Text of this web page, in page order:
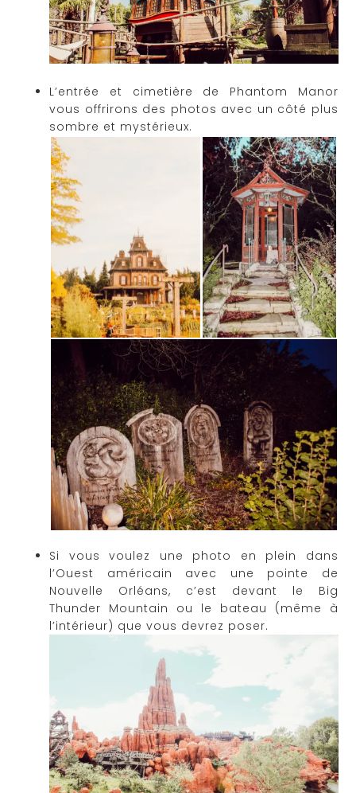
L’entrée et cimetière de Phantom Manor
vous offrirons des photos avec un côté plus
sombre et mystérieux.
Si vous voulez une photo en plein dans
l’Ouest américain avec une pointe de
Nouvelle Orléans, c’est devant le Big
Thunder Mountain ou le bateau (même à
l’intérieur) que vous devrez poser.